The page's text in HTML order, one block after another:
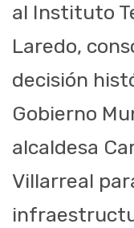
al Instituto
Laredo,
decisión
Gobierno
alcaldesa
Villarreal